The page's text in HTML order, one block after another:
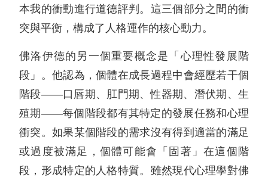
本我的衝動進行道德評判。這三個部分之間的衝
突與平衡，構成了人格運作的核心動力。
佛洛伊德的另一個重要概念是「心理性發展階
段」。他認為，個體在成長過程中會經歷若干個
階段——口唇期、肛門期、性器期、潛伏期、生
殖期——每個階段都有其特定的發展任務和心理
衝突。如果某個階段的需求沒有得到適當的滿足
或過度被滿足，個體可能會「固著」在這個階
段，形成特定的人格特質。雖然現代心理學對佛